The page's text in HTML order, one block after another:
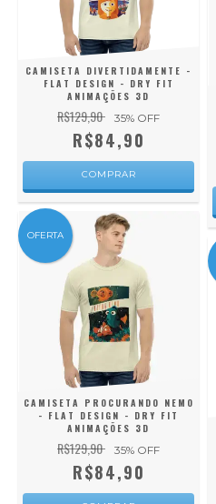
CAMISETA DIVERTIDAMENTE -
FLAT DESIGN - DRY FIT
ANIMAÇÕES 3D
R$129,90 35% OFF
R$84,90
COMPRAR
OFERTA
CAMISETA PROCURANDO NEMO
- FLAT DESIGN - DRY FIT
ANIMAÇÕES 3D
R$129,90 35% OFF
R$84,90